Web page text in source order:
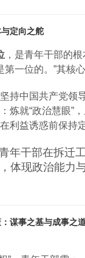
定向之舵
，是青年干部的
一位的。”其核
坚持中国共产党领
：炼就“政治慧眼”
在利益诱惑前保持
青年干部在拆迁
体现政治能力
谋事之基与成事之